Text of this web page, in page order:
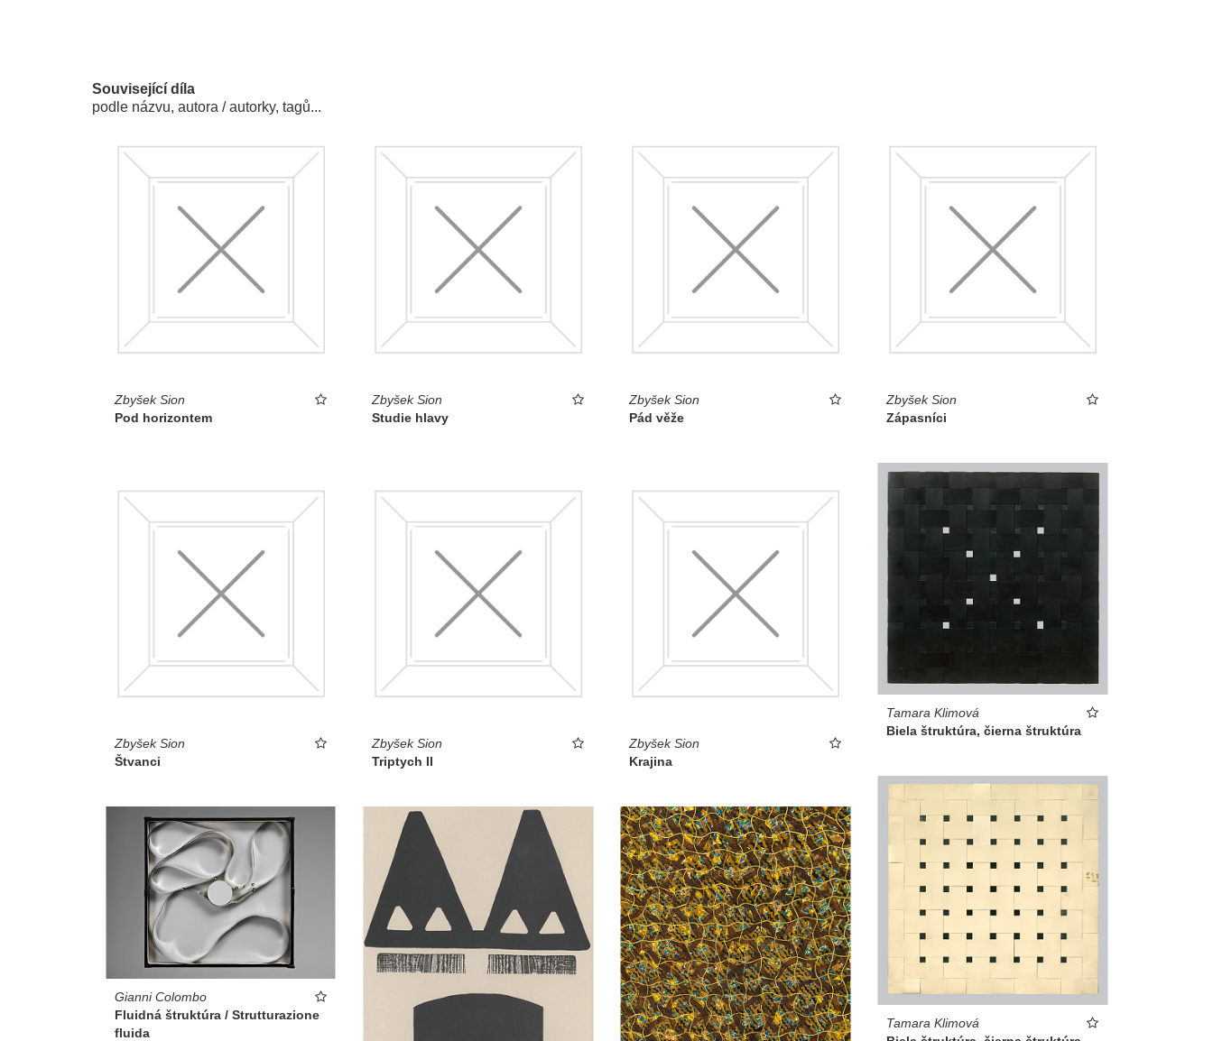
Související díla
podle názvu, autora / autorky, tagů...
Zbyšek Sion
Pod horizontem
Zbyšek Sion
Studie hlavy
Zbyšek Sion
Pád věže
Zbyšek Sion
Zápasníci
Zbyšek Sion
Štvanci
Zbyšek Sion
Triptych II
Zbyšek Sion
Krajina
Tamara Klimová
Biela štruktúra, čierna štruktúra
Tamara Klimová
Gianni Colombo
Fluidná štruktúra / Strutturazione
fluida